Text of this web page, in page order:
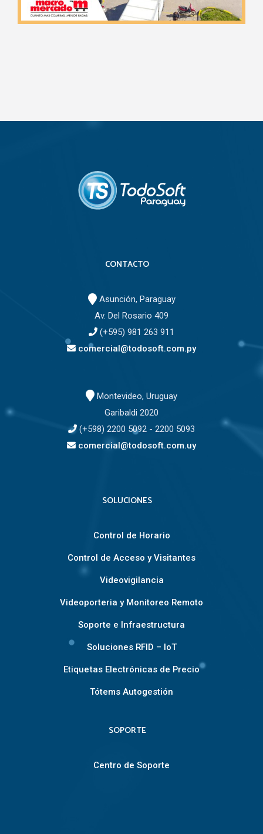
CONTACTO
Asunción, Paraguay
Av. Del Rosario 409
(+595) 981 263 911
comercial@todosoft.com.py
Montevideo, Uruguay
Garibaldi 2020
(+598) 2200 5092 - 2200 5093
comercial@todosoft.com.uy
SOLUCIONES
Control de Horario
Control de Acceso y Visitantes
Videovigilancia
Videoporteria y Monitoreo Remoto
Soporte e Infraestructura
Soluciones RFID – IoT
Etiquetas Electrónicas de Precio
Tótems Autogestión
SOPORTE
Centro de Soporte